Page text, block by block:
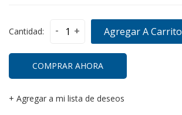
Cantidad: - + Agregar A Carrito
COMPRAR AHORA
+ Agregar a mi lista de deseos